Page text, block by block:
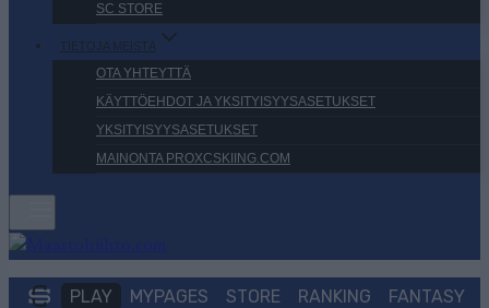
SC STORE
TIETOJA MEISTÄ
OTA YHTEYTTÄ
KÄYTTÖEHDOT JA YKSITYISYYSASETUKSET
YKSITYISYYSASETUKSET
MAINONTA PROXCSKIING.COM
PLAY MYPAGES STORE RANKING FANTASY